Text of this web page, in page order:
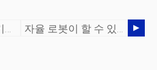
자율 로봇으로 폐기물을 줄이는 방법 자율 로봇이 할 수 있는 것과 할 수 없는 것